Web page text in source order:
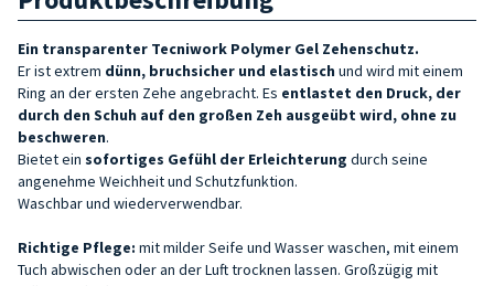
Ein transparenter Tecniwork Polymer Gel Zehenschutz.
Er ist extrem dünn, bruchsicher und elastisch und wird mit einem
Ring an der ersten Zehe angebracht. Es entlastet den Druck, der
durch den Schuh auf den großen Zeh ausgeübt wird, ohne zu
beschweren.
Bietet ein sofortiges Gefühl der Erleichterung durch seine
angenehme Weichheit und Schutzfunktion.
Waschbar und wiederverwendbar.
Richtige Pflege: mit milder Seife und Wasser waschen, mit einem
Tuch abwischen oder an der Luft trocknen lassen. Großzügig mit